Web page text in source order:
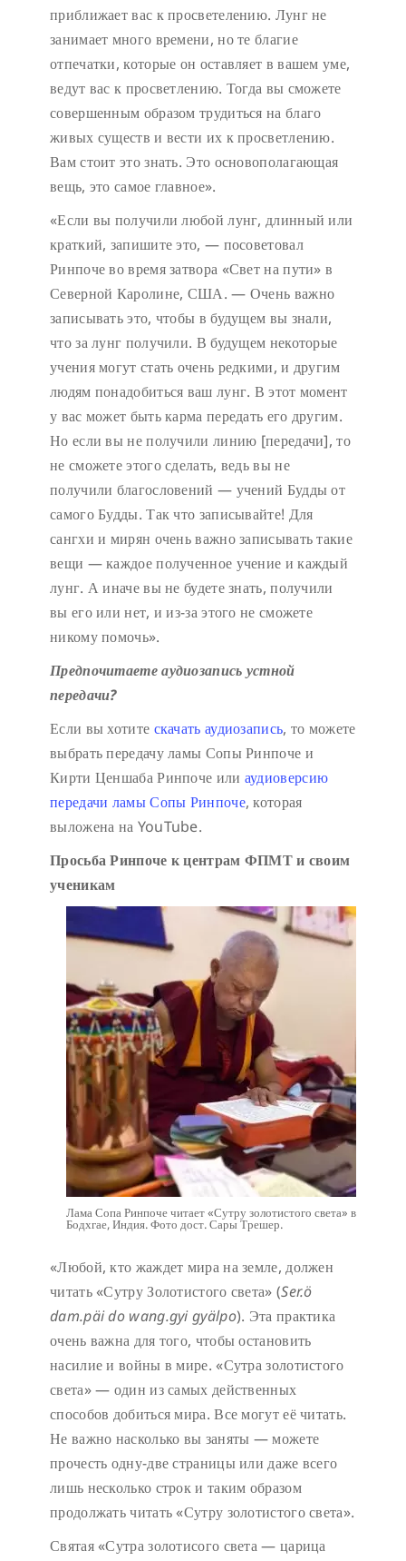
приближает вас к просветелению. Лунг не
занимает много времени, но те благие
отпечатки, которые он оставляет в вашем уме,
ведут вас к просветлению. Тогда вы сможете
совершенным образом трудиться на благо
живых существ и вести их к просветлению.
Вам стоит это знать. Это основополагающая
вещь, это самое главное».
«Если вы получили любой лунг, длинный или
краткий, запишите это, — посоветовал
Ринпоче во время затвора «Свет на пути» в
Северной Каролине, США. — Очень важно
записывать это, чтобы в будущем вы знали,
что за лунг получили. В будущем некоторые
учения могут стать очень редкими, и другим
людям понадобиться ваш лунг. В этот момент
у вас может быть карма передать его другим.
Но если вы не получили линию [передачи], то
не сможете этого сделать, ведь вы не
получили благословений — учений Будды от
самого Будды. Так что записывайте! Для
сангхи и мирян очень важно записывать такие
вещи — каждое полученное учение и каждый
лунг. А иначе вы не будете знать, получили
вы его или нет, и из-за этого не сможете
никому помочь».
Предпочитаете аудиозапись устной
передачи?
Если вы хотите скачать аудиозапись, то можете
выбрать передачу ламы Сопы Ринпоче и
Кирти Ценшаба Ринпоче или аудиоверсию
передачи ламы Сопы Ринпоче, которая
выложена на YouTube.
Просьба Ринпоче к центрам ФПМТ и своим
ученикам
Лама Сопа Ринпоче читает «Сутру золотистого света» в
Бодхгае, Индия. Фото дост. Сары Трешер.
«Любой, кто жаждет мира на земле, должен
читать «Сутру Золотистого света» (Ser.ö
dam.päi do wang.gyi gyälpo). Эта практика
очень важна для того, чтобы остановить
насилие и войны в мире. «Сутра золотистого
света» — один из самых действенных
способов добиться мира. Все могут её читать.
Не важно насколько вы заняты — можете
прочесть одну-две страницы или даже всего
лишь несколько строк и таким образом
продолжать читать «Сутру золотистого света».
Святая «Сутра золотисого света — царица